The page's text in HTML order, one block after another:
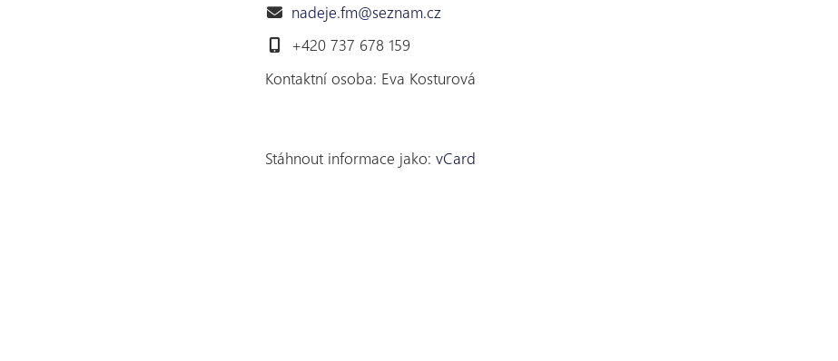
nadeje.fm@seznam.cz
+420 737 678 159
Kontaktní osoba: Eva Kosturová
Stáhnout informace jako: vCard